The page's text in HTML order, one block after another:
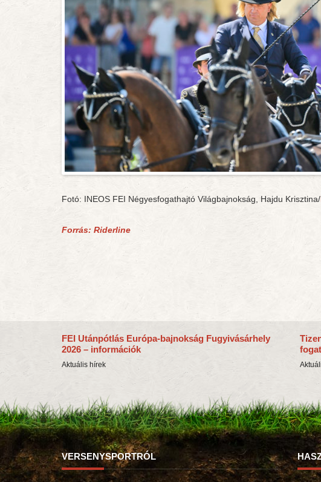
Fotó: INEOS FEI Négyesfogathajtó Világbajnokság, Hajdu Krisztina/
Forrás: Riderline
FEI Utánpótlás Európa-bajnokság Fugyivásárhely
2026 – információk
Aktuális hírek
VERSENYSPORTRÓL